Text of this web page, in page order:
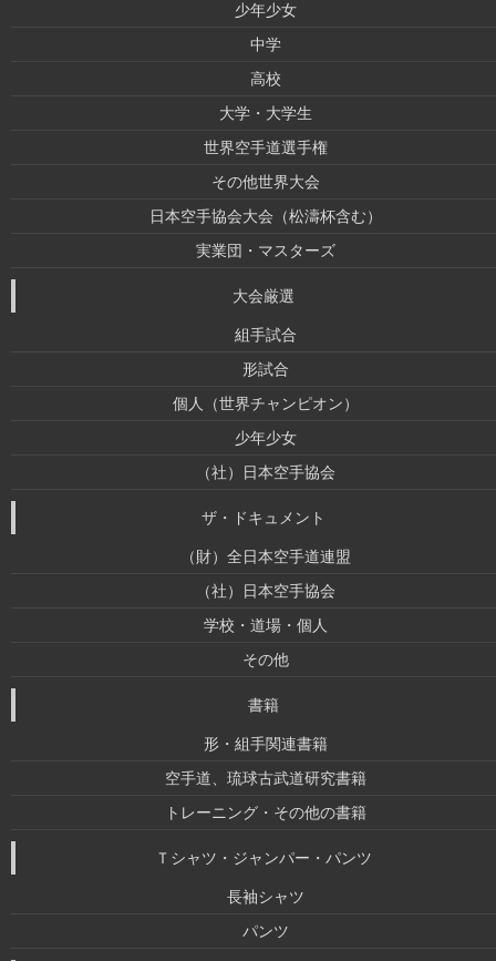
少年少女
中学
高校
大学・大学生
世界空手道選手権
その他世界大会
日本空手協会大会（松濤杯含む）
実業団・マスターズ
大会厳選
組手試合
形試合
個人（世界チャンピオン）
少年少女
（社）日本空手協会
ザ・ドキュメント
（財）全日本空手道連盟
（社）日本空手協会
学校・道場・個人
その他
書籍
形・組手関連書籍
空手道、琉球古武道研究書籍
トレーニング・その他の書籍
Ｔシャツ・ジャンパー・パンツ
長袖シャツ
パンツ